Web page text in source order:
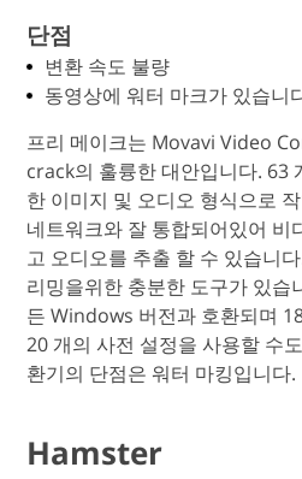
단점
변환 속도 불량
동영상에 워터 마크가 있습니
프리 메이크는 Movavi Video
crack의 훌륭한 대안입니다. 63
한 이미지 및 오디오 형식으로
네트워크와 잘 통합되어있어 비
고 오디오를 추출 할 수 있습니
리밍을위한 충분한 도구가 있습
든 Windows 버전과 호환되며
20 개의 사전 설정을 사용할 수
환기의 단점은 워터 마킹입니다.
Hamster